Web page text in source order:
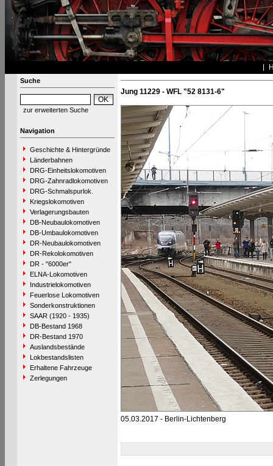
Suche
zur erweiterten Suche
Navigation
Geschichte & Hintergründe
Länderbahnen
DRG-Einheitslokomotiven
DRG-Zahnradlokomotiven
DRG-Schmalspurlok.
Kriegslokomotiven
Verlagerungsbauten
DB-Neubaulokomotiven
DB-Umbaulokomotiven
DR-Neubaulokomotiven
DR-Rekolokomotiven
DR - "6000er"
ELNA-Lokomotiven
Industrielokomotiven
Feuerlose Lokomotiven
Sonderkonstruktionen
SAAR (1920 - 1935)
DB-Bestand 1968
DR-Bestand 1970
Auslandsbestände
Lokbestandslisten
Erhaltene Fahrzeuge
Zerlegungen
Jung 11229 - WFL "52 8131-6"
05.03.2017 - Berlin-Lichtenberg